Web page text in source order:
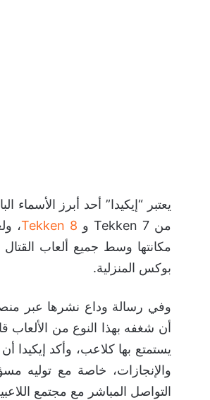
يعتبر “إيكيدا” أحد أبرز
من Tekken 7 و
Tekken 8،
مكانتها وسط جميع ألعاب
بوكس المنزلية.
وفي رسالة وداع نشرها عبر
يستمتع بها كلاعب، وأكد
التواصل المباشر مع مجتمع